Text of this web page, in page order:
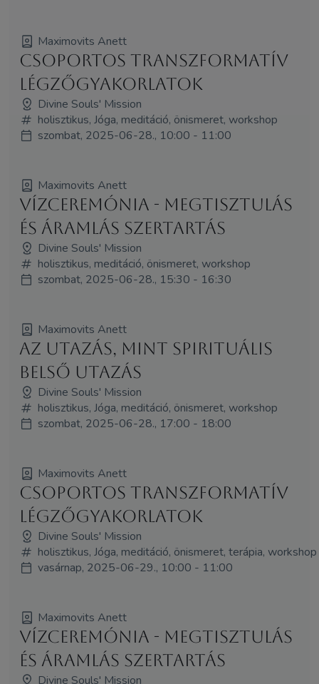
Maximovits Anett
Csoportos Transzformatív
Légzőgyakorlatok
Divine Souls' Mission
holisztikus, Jóga, meditáció, önismeret, workshop
szombat, 2025-06-28., 10:00 - 11:00
Maximovits Anett
Vízceremónia - Megtisztulás
és Áramlás Szertartás
Divine Souls' Mission
holisztikus, meditáció, önismeret, workshop
szombat, 2025-06-28., 15:30 - 16:30
Maximovits Anett
Az utazás, mint spirituális
belső utazás
Divine Souls' Mission
holisztikus, Jóga, meditáció, önismeret, workshop
szombat, 2025-06-28., 17:00 - 18:00
Maximovits Anett
Csoportos Transzformatív
Légzőgyakorlatok
Divine Souls' Mission
holisztikus, Jóga, meditáció, önismeret, terápia, workshop
vasárnap, 2025-06-29., 10:00 - 11:00
Maximovits Anett
Vízceremónia - Megtisztulás
és Áramlás Szertartás
Divine Souls' Mission